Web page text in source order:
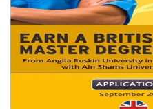
تواصل معنا
الطلاب